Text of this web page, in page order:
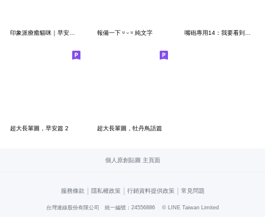
印象派療癒貓咪｜早安日常祝福 報備一下 ᵘ ᵕ ᵘ 純文字 嘴砲專用14：我要看到血流成河
超大長輩圖，早安篇 2 超大長輩圖，牡丹鳥語篇
個人原創貼圖 主頁面
服務條款 | 隱私權政策 | 行銷資料提供政策 | 常見問題
台灣連線股份有限公司 統一編號：24556886 © LINE Taiwan Limited